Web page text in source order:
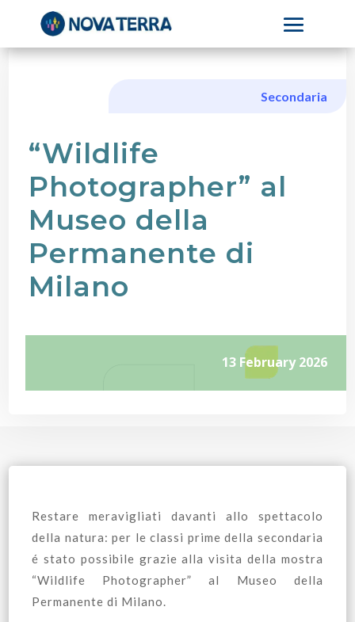
Secondaria
“Wildlife
Photographer” al
Museo della
Permanente di
Milano
13 February 2026
Restare meravigliati davanti allo spettacolo
della natura: per le classi prime della secondaria
é stato possibile grazie alla visita della mostra
“Wildlife Photographer” al Museo della
Permanente di Milano.